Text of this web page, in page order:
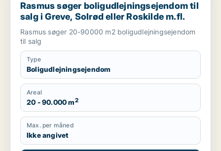
Rasmus søger boligudlejningsejendom til
salg i Greve, Solrød eller Roskilde m.fl.
Rasmus søger 20-90000 m2 boligudlejningsejendom
til salg
Type
Boligudlejningsejendom
Areal
20 - 90.000 m2
Max. per måned
Ikke angivet